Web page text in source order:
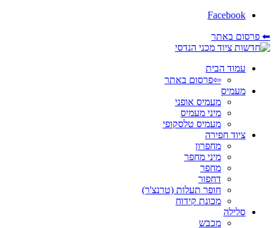
Facebook
⬅ פרסום באתר
עמוד הבית
⇦פרסום באתר
מעמיס
מעמיס אופני
מיני מעמיס
מעמיס טלסקופי
ציוד חפירה
מחפרון
מיני מחפר
מחפר
דחפור
חופר תעלות (טרנצ'ר)
מכונת קידוח
סלילה
מכבש